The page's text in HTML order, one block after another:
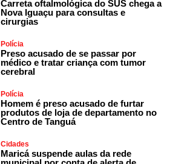
Carreta oftalmológica do SUS chega a
Nova Iguaçu para consultas e
cirurgias
Polícia
Preso acusado de se passar por
médico e tratar criança com tumor
cerebral
Polícia
Homem é preso acusado de furtar
produtos de loja de departamento no
Centro de Tanguá
Cidades
Maricá suspende aulas da rede